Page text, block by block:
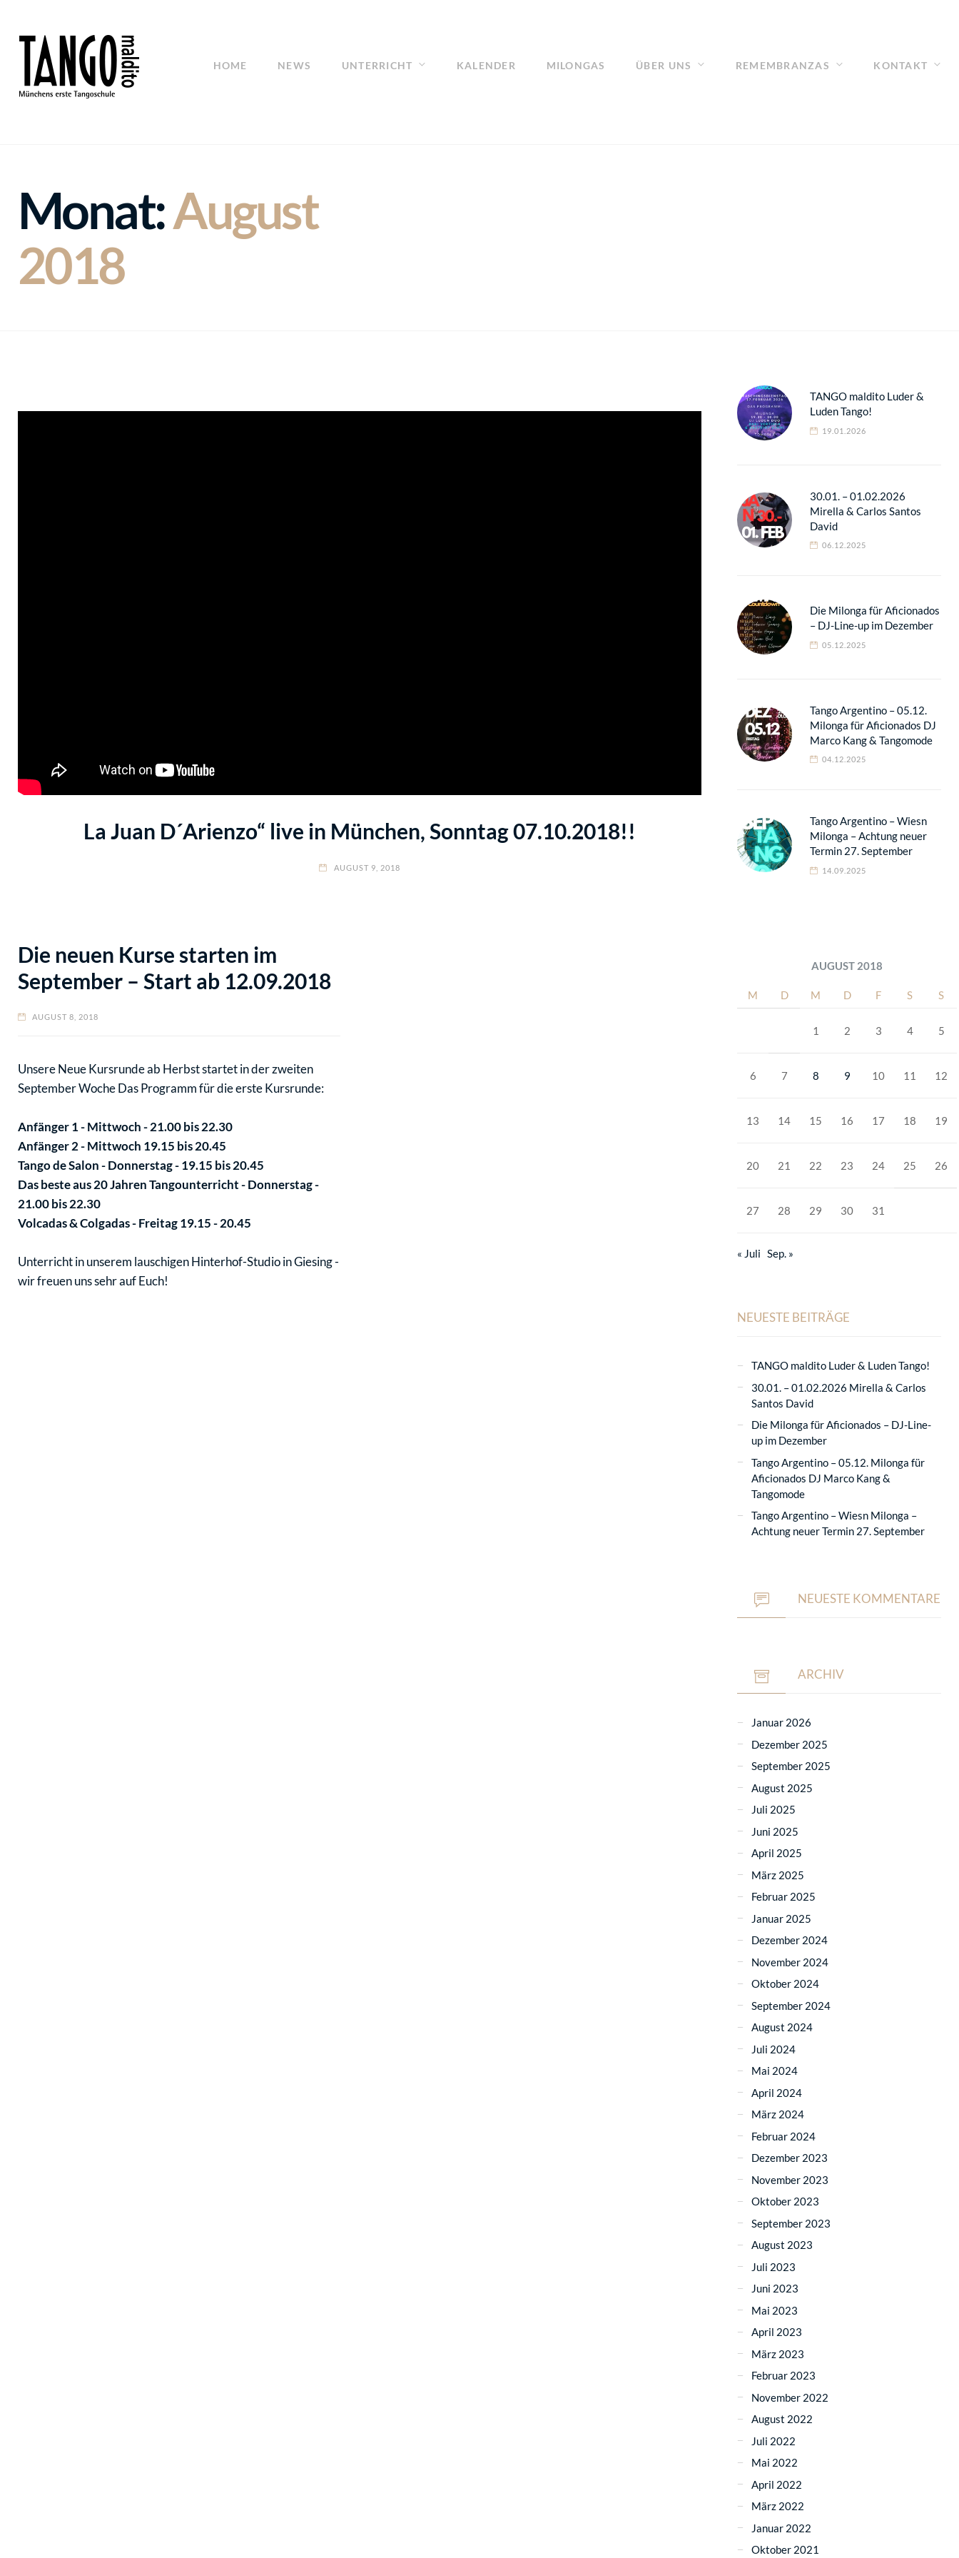
HOME NEWS UNTERRICHT KALENDER MILONGAS ÜBER UNS REMEMBRANZAS KONTAKT
Monat:August
2018
La Juan D´Arienzo“ live in München, Sonntag 07.10.2018!!
AUGUST 9, 2018
Die neuen Kurse starten im
September – Start ab 12.09.2018
AUGUST 8, 2018
Unsere Neue Kursrunde ab Herbst startet in der zweiten
September Woche Das Programm für die erste Kursrunde:
Anfänger 1 - Mittwoch - 21.00 bis 22.30
Anfänger 2 - Mittwoch 19.15 bis 20.45
Tango de Salon - Donnerstag - 19.15 bis 20.45
Das beste aus 20 Jahren Tangounterricht - Donnerstag -
21.00 bis 22.30
Volcadas & Colgadas - Freitag 19.15 - 20.45
Unterricht in unserem lauschigen Hinterhof-Studio in Giesing -
wir freuen uns sehr auf Euch!
TANGO maldito Luder &
Luden Tango!
19.01.2026
30.01. – 01.02.2026
Mirella & Carlos Santos
David
06.12.2025
Die Milonga für Aficionados
– DJ-Line-up im Dezember
05.12.2025
Tango Argentino – 05.12.
Milonga für Aficionados DJ
Marco Kang & Tangomode
04.12.2025
Tango Argentino – Wiesn
Milonga – Achtung neuer
Termin 27. September
14.09.2025
AUGUST 2018
M D M D F S S
1 2 3 4 5
6 7 8 9 10 11 12
13 14 15 16 17 18 19
20 21 22 23 24 25 26
27 28 29 30 31
« Juli Sep. »
NEUESTE BEITRÄGE
TANGO maldito Luder & Luden Tango!
30.01. – 01.02.2026 Mirella & Carlos
Santos David
Die Milonga für Aficionados – DJ-Line-
up im Dezember
Tango Argentino – 05.12. Milonga für
Aficionados DJ Marco Kang &
Tangomode
Tango Argentino – Wiesn Milonga –
Achtung neuer Termin 27. September
NEUESTE KOMMENTARE
ARCHIV
Januar 2026
Dezember 2025
September 2025
August 2025
Juli 2025
Juni 2025
April 2025
März 2025
Februar 2025
Januar 2025
Dezember 2024
November 2024
Oktober 2024
September 2024
August 2024
Juli 2024
Mai 2024
April 2024
März 2024
Februar 2024
Dezember 2023
November 2023
Oktober 2023
September 2023
August 2023
Juli 2023
Juni 2023
Mai 2023
April 2023
März 2023
Februar 2023
November 2022
August 2022
Juli 2022
Mai 2022
April 2022
März 2022
Januar 2022
Oktober 2021